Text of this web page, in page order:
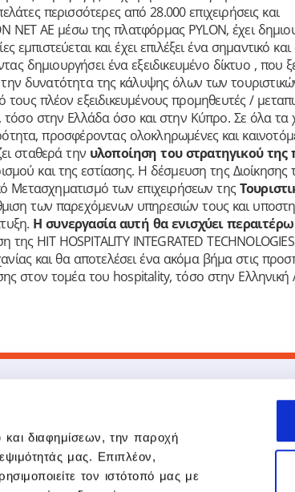
και διαφημίσεων, την παροχή
μας. Επιπλέον,
τον ιστότοπό μας με
περισσότερες από 28.000 επιχειρήσεις και
NET AE μέσω της πλατφόρμας PYLON, έχει
εμπιστεύεται και έχει επιλέξει ένα σημαντικό
δημιουργήσει ένα εξειδικευμένο δίκτυο , που
δυνατότητα της κάλυψης όλων των
πλέον εξειδικευμένους προμηθευτές /
στην Ελλάδα όσο και στην Κύπρο. Σε όλα τα
προσφέροντας ολοκληρωμένες και
σταθερά την υλοποίηση του στρατηγικού της
και της εστίασης. Η δέσμευση της Διοίκησης
Μετασχηματισμό των επιχειρήσεων της
των παρεχόμενων υπηρεσιών τους και
Η συνεργασία αυτή θα ενισχύει
HIT HOSPITALITY INTEGRATED
και θα αποτελέσει ένα ακόμα βήμα στις
στον τομέα του hospitality, τόσο στην Ελληνική
Epsilon Smart
Epsilon Smart Ergani
Pylon Flex
Epsilon Pay
Πολιτική